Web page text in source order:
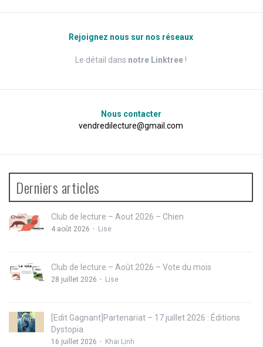
Rejoignez nous sur nos réseaux
Le détail dans notre Linktree !
Nous contacter
vendredilecture@gmail.com
Derniers articles
Club de lecture – Aout 2026 – Chien
4 août 2026 Lise
Club de lecture – Août 2026 – Vote du mois
28 juillet 2026 Lise
[Edit Gagnant]Partenariat – 17 juillet 2026 : Éditions
Dystopia
16 juillet 2026 Khai Linh